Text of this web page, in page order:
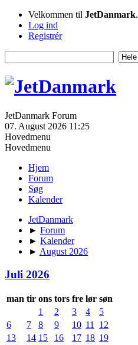
Velkommen til JetDanmark.
Log ind
Registrér
JetDanmark Forum
07. August 2026 11:25
Hovedmenu
Hovedmenu
Hjem
Forum
Søg
Kalender
JetDanmark
► Forum
► Kalender
► August 2026
Juli 2026
man tir ons tors fre lør søn
1
2 3 4
5
6
7 8 9 10 11
12
13
14 15 16 17 18 19